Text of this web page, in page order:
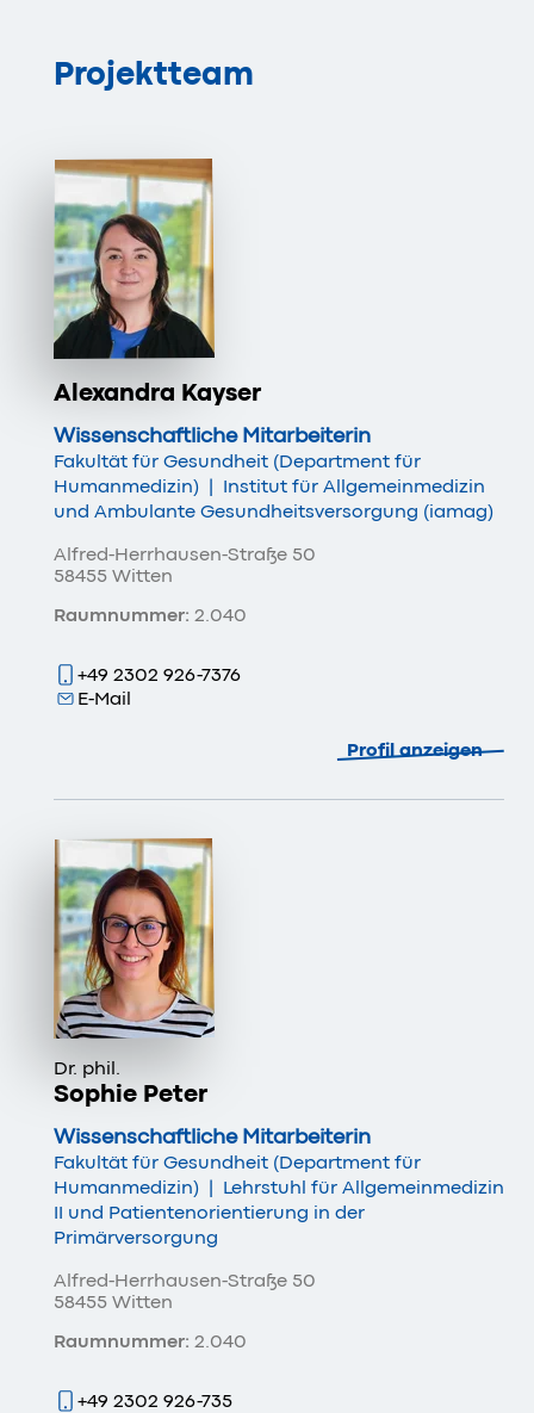
Projektteam
Alexandra Kayser
Wissenschaftliche Mitarbeiterin
Fakultät für Gesundheit (Department für
Humanmedizin) | Institut für Allgemeinmedizin
und Ambulante Gesundheitsversorgung (iamag)
+49 2302 926-7376
E-Mail
Alfred-Herrhausen-Straße 50
58455 Witten
Raumnummer: 2.040
Profil anzeigen
Dr. phil.
Sophie Peter
Wissenschaftliche Mitarbeiterin
Fakultät für Gesundheit (Department für
Humanmedizin) | Lehrstuhl für Allgemeinmedizin
II und Patientenorientierung in der
Primärversorgung
+49 2302 926-735
Alfred-Herrhausen-Straße 50
58455 Witten
Raumnummer: 2.040